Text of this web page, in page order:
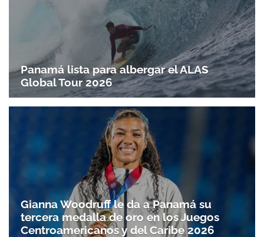
Panamá lista para albergar el ALAS
Global Tour 2026
Gianna Woodruff le da a Panamá su
tercera medalla de oro en los Juegos
Centroamericanos y del Caribe 2026